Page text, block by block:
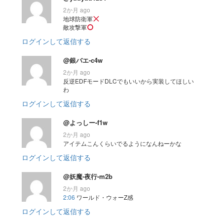
2か月 ago
地球防衛軍
敵攻撃軍
ログインして返信する
@銀バエ-c4w
2か月 ago
反逆EDFモードDLCでもいいから実装してほしい
わ
ログインして返信する
@よっしー-f1w
2か月 ago
アイテムこんくらいでるようになんねーかな
ログインして返信する
@妖魔-夜行-m2b
2か月 ago
2:06 ワールド・ウォーZ感
ログインして返信する